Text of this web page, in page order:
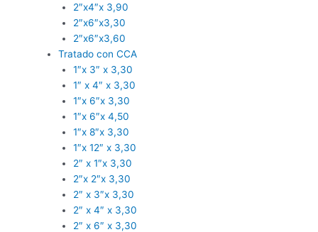
2″x4″x 3,90
2″x6″x3,30
2″x6″x3,60
Tratado con CCA
1″x 3″ x 3,30
1″ x 4″ x 3,30
1″x 6″x 3,30
1″x 6″x 4,50
1″x 8″x 3,30
1″x 12″ x 3,30
2″ x 1″x 3,30
2″x 2″x 3,30
2″ x 3″x 3,30
2″ x 4″ x 3,30
2″ x 6″ x 3,30